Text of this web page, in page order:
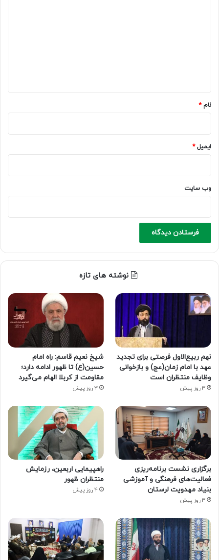
نام*
ایمیل*
وب‌ سایت
نوشته های تازه
نهم ربیع‌الاول فرصتی برای تجدید
عهد با امام زمان(عج) و بازخوانی
وظایف منتظران است
3 روز پیش
شیخ نعیم قاسم: راه امام
حسین(ع) تا ظهور ادامه دارد؛
مقاومت از کربلا الهام می‌گیرد
3 روز پیش
برگزاری نشست برنامه‌ریزی
فعالیت‌های فرهنگی و آموزشی
بنیاد مهدویت لرستان
3 روز پیش
راهپیمایی اربعین، رزمایش
منتظران ظهور
4 روز پیش